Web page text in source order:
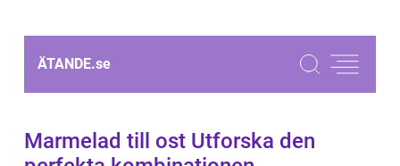
ÄTANDE.se
Marmelad till ost Utforska den